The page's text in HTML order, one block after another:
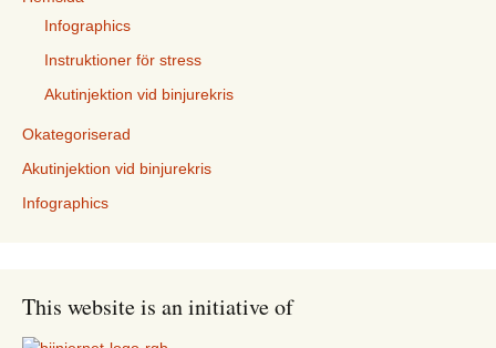
Infographics
Instruktioner för stress
Akutinjektion vid binjurekris
Okategoriserad
Akutinjektion vid binjurekris
Infographics
This website is an initiative of